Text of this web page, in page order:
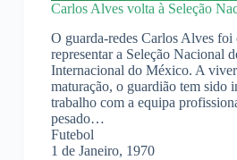
Carlos Alves volta à Seleção
O guarda-redes Carlos Alves foi
representar a Seleção Nacional
Internacional do México. A
maturação, o guardião tem sido
trabalho com a equipa
pesado…
Futebol
1 de Janeiro, 1970